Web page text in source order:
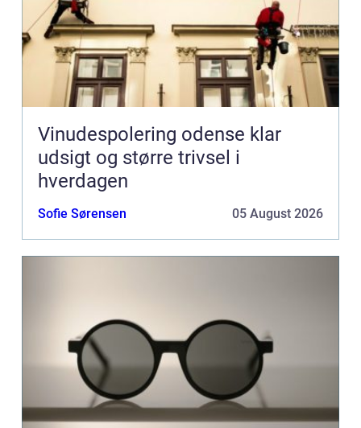
Vinudespolering odense klar
udsigt og større trivsel i
hverdagen
Sofie Sørensen 05 August 2026